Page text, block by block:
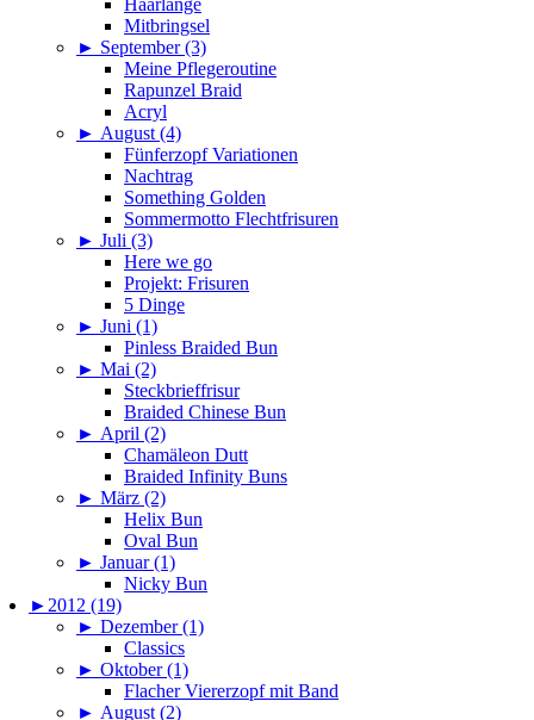
Haarlänge
Mitbringsel
► September (3)
Meine Pflegeroutine
Rapunzel Braid
Acryl
► August (4)
Fünferzopf Variationen
Nachtrag
Something Golden
Sommermotto Flechtfrisuren
► Juli (3)
Here we go
Projekt: Frisuren
5 Dinge
► Juni (1)
Pinless Braided Bun
► Mai (2)
Steckbrieffrisur
Braided Chinese Bun
► April (2)
Chamäleon Dutt
Braided Infinity Buns
► März (2)
Helix Bun
Oval Bun
► Januar (1)
Nicky Bun
► 2012 (19)
► Dezember (1)
Classics
► Oktober (1)
Flacher Viererzopf mit Band
► August (2)